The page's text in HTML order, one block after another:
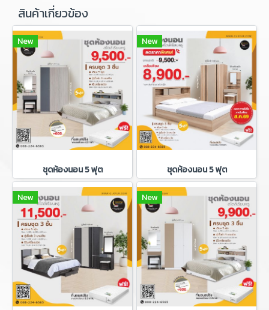
สินค้าเกี่ยวข้อง
New
ชุดห้องนอน 5 ฟุต
New
ชุดห้องนอน 5 ฟุต
New New